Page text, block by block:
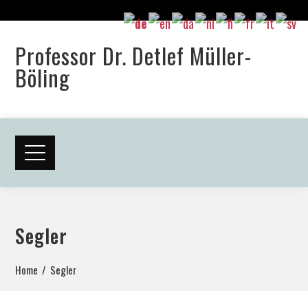
Professor Dr. Detlef Müller-
Böling
Segler
Home Segler